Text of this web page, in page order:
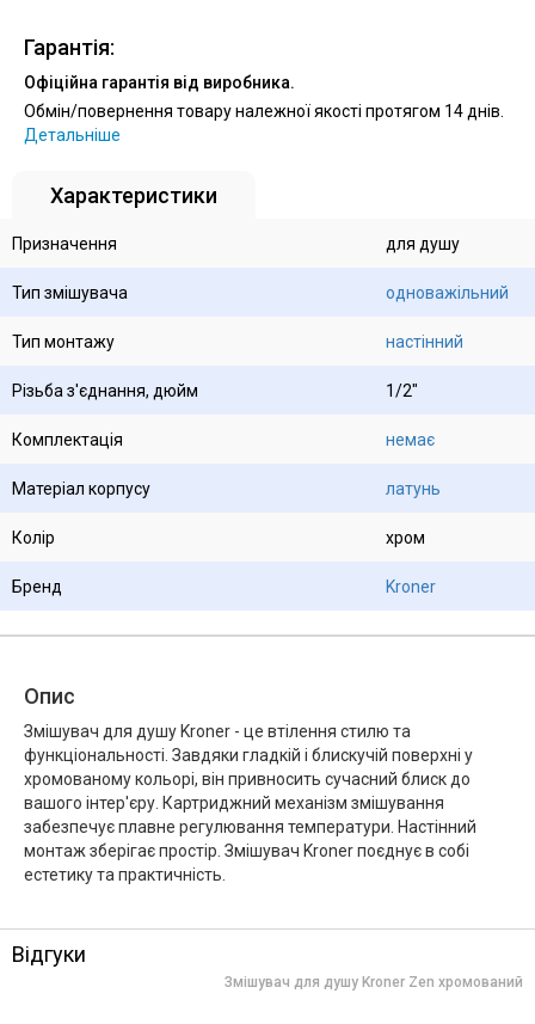
Гарантія:
Офіційна гарантія від виробника.
Обмін/повернення товару належної якості протягом 14 днів.
Детальніше
Характеристики
Призначення для душу
Тип змішувача одноважільний
Тип монтажу настінний
Різьба з'єднання, дюйм 1/2"
Комплектація немає
Матеріал корпусу латунь
Колір хром
Бренд Kroner
Опис
Змішувач для душу Kroner - це втілення стилю та
функціональності. Завдяки гладкій і блискучій поверхні у
хромованому кольорі, він привносить сучасний блиск до
вашого інтер'єру. Картриджний механізм змішування
забезпечує плавне регулювання температури. Настінний
монтаж зберігає простір. Змішувач Kroner поєднує в собі
естетику та практичність.
Відгуки
Змішувач для душу Kroner Zen хромований